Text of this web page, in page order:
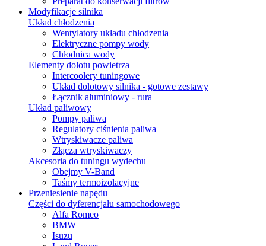
Modyfikacje silnika
Układ chłodzenia
Wentylatory układu chłodzenia
Elektryczne pompy wody
Chłodnica wody
Elementy dolotu powietrza
Intercoolery tuningowe
Układ dolotowy silnika - gotowe zestawy
Łącznik aluminiowy - rura
Układ paliwowy
Pompy paliwa
Regulatory ciśnienia paliwa
Wtryskiwacze paliwa
Złącza wtryskiwaczy
Akcesoria do tuningu wydechu
Obejmy V-Band
Taśmy termoizolacyjne
Przeniesienie napędu
Części do dyferencjału samochodowego
Alfa Romeo
BMW
Isuzu